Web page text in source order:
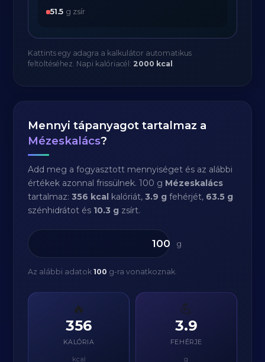
51.5 g zsír
Kattints egy adagra a kalkulátor automatikus
feltöltéséhez. Napi kalóriacél: 2000 kcal .
Mennyi tápanyagot tartalmaz a
Mézeskalács?
Add meg a fogyasztott mennyiséget és az alábbi
értékek azonnal frissülnek. 100 g Mézeskalács
tartalmaz:356 kcal kalóriát,3.9 g fehérjét, 63.5 g
szénhidrátot és 10.3 g zsírt.
g
Az alábbi adatok100 g-ra vonatkoznak.
🔥
356
KALÓRIA
kcal
💪
3.9
FEHÉRJE
g